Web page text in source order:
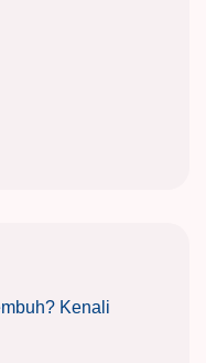
Kenali